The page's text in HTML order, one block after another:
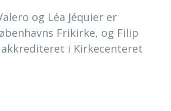
og Léa Jéquier er
Frikirke, og Filip
i Kirkecenteret